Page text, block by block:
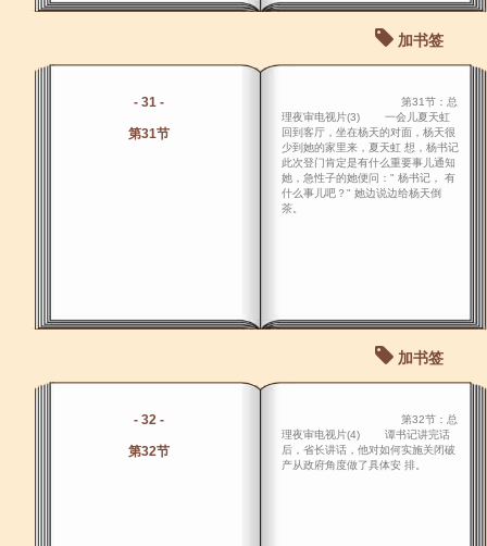
加书签
- 31 -
第31节
第31节：总
理夜审电视片(3) 一会儿夏天虹
回到客厅，坐在杨天的对面，杨天很
少到她的家里来，夏天虹 想，杨书记
此次登门肯定是有什么重要事儿通知
她，急性子的她便问：" 杨书记， 有
什么事儿吧？" 她边说边给杨天倒
茶。
加书签
- 32 -
第32节
第32节：总
理夜审电视片(4) 谭书记讲完话
后，省长讲话，他对如何实施关闭破
产从政府角度做了具体安 排。